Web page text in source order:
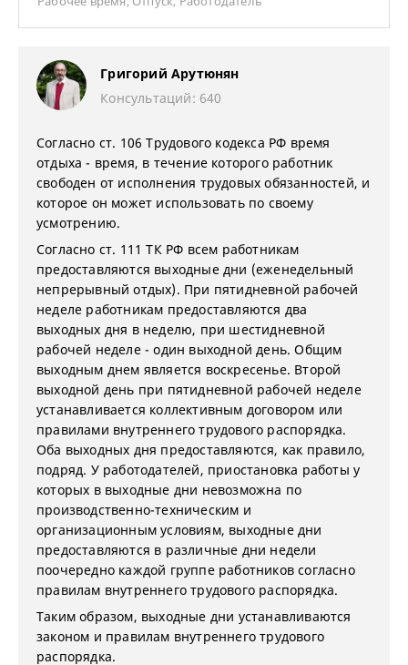
Григорий Арутюнян
Консультаций: 640
Согласно ст. 106 Трудового кодекса РФ время
отдыха - время, в течение которого работник
свободен от исполнения трудовых обязанностей, и
которое он может использовать по своему
усмотрению.
Согласно ст. 111 ТК РФ всем работникам
предоставляются выходные дни (еженедельный
непрерывный отдых). При пятидневной рабочей
неделе работникам предоставляются два
выходных дня в неделю, при шестидневной
рабочей неделе - один выходной день. Общим
выходным днем является воскресенье. Второй
выходной день при пятидневной рабочей неделе
устанавливается коллективным договором или
правилами внутреннего трудового распорядка.
Оба выходных дня предоставляются, как правило,
подряд. У работодателей, приостановка работы у
которых в выходные дни невозможна по
производственно-техническим и
организационным условиям, выходные дни
предоставляются в различные дни недели
поочередно каждой группе работников согласно
правилам внутреннего трудового распорядка.
Таким образом, выходные дни устанавливаются
законом и правилам внутреннего трудового
распорядка.